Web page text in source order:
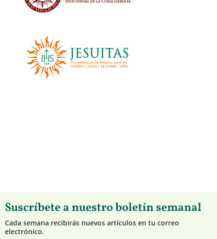
Suscríbete a nuestro boletín semanal
Cada semana recibirás nuevos artículos en tu correo
electrónico.